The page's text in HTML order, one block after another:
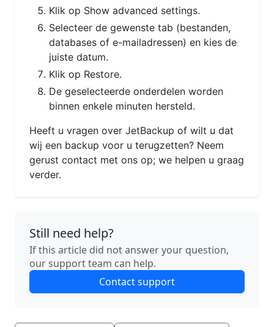
Klik op Show advanced settings.
Selecteer de gewenste tab (bestanden,
databases of e-mailadressen) en kies de
juiste datum.
Klik op Restore.
De geselecteerde onderdelen worden
binnen enkele minuten hersteld.
Heeft u vragen over JetBackup of wilt u dat
wij een backup voor u terugzetten? Neem
gerust contact met ons op; we helpen u graag
verder.
Still need help?
If this article did not answer your question,
our support team can help.
Contact support